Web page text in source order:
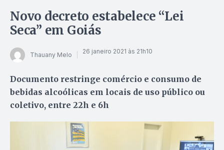
Novo decreto estabelece “Lei
Seca” em Goiás
Thauany Melo 26 janeiro 2021 às 21h10
Documento restringe comércio e consumo de
bebidas alcoólicas em locais de uso público ou
coletivo, entre 22h e 6h